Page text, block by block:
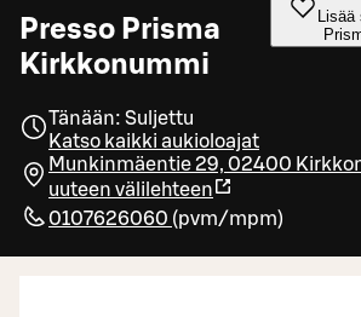
Presso Prisma
Kirkkonummi
Tänään: Suljettu
Katso kaikki aukioloajat
Munkinmäentie 29, 02400
uuteen välilehteen
0107626060 (pvm/mpm)